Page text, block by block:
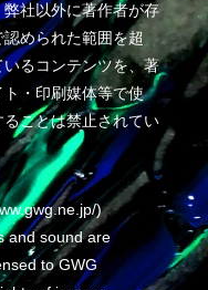
社以外に著作者が存
められた範囲を超
るコンテンツを、著
・印刷媒体等で使
ことは禁止されてい
)
and sound are
to GWG